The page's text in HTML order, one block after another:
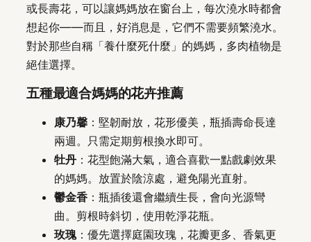
或長壽花，可以讓媽媽放在窗台上，每次澆水時都會
想起你——而且，好消息是，它們不需要頻繁澆水。
對於那些自稱「養什麼死什麼」的媽媽，多肉植物是
絕佳選擇。
五種最適合媽媽的花卉推薦
康乃馨 ：堅韌耐放，花形優美，瓶插壽命長達
兩週。只需定期剪根換水即可。
牡丹 ：花型飽滿大氣，適合喜歡一點戲劇效果
的媽媽。放置於陰涼處，避免陽光直射。
鬱金香 ：瓶插後還會繼續生長，會向光源彎
曲。剪根時斜切，使用乾淨花瓶。
玫瑰：優先選擇庭園玫瑰，花瓣更多、香氣更